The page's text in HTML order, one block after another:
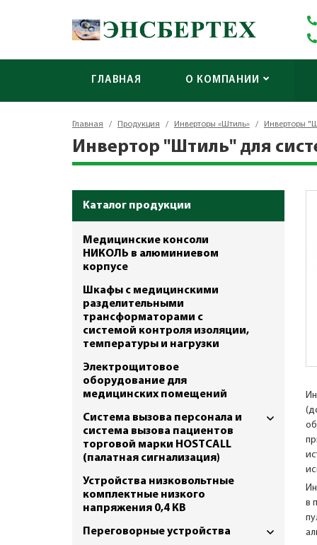
ГЛАВНАЯ О КОМПАНИИ
Главная / Продукция / Инверторы «Штиль» / Инверторы
Инвертор "Штиль" для
Каталог продукции
Медицинские консоли
НИКОЛЬ в алюминиевом
корпусе
Шкафы с медицинскими
разделительными
трансформаторами с
системой контроля изоляции,
температуры и нагрузки
Электрощитовое
оборудование для
медицинских помещений
Система вызова персонала и
система вызова пациентов
торговой марки HOSTCALL
(палатная сигнализация)
Устройства низковольтные
комплектные низкого
напряжения 0,4 КВ
Переговорные устройства
в